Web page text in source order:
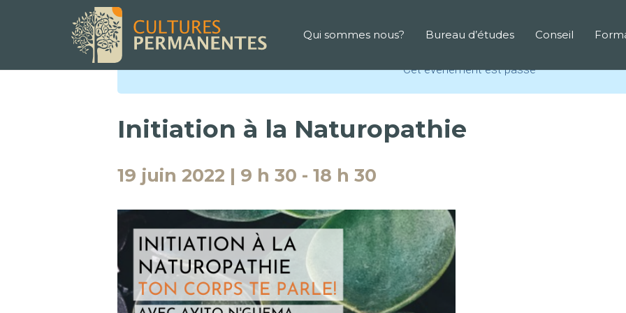
Qui sommes nous? Bureau d’études Conseil
« Tous les Évènements
Cet évènement est passé
Initiation à la Naturopathie
19 juin 2022 | 9 h 30 - 18 h 30